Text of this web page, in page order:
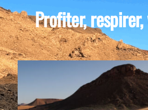
Profiter,